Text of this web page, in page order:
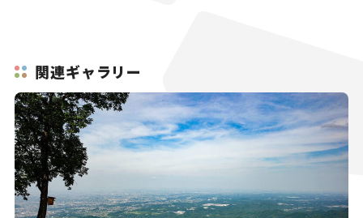
関連ギャラリー